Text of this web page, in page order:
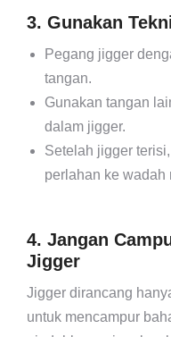
3. Gunakan
Pegang jigger
tangan.
Gunakan tangan
dalam jigger.
Setelah jigger
perlahan ke wadah
4. Jangan
Jigger
Jigger dirancang
untuk mencampur